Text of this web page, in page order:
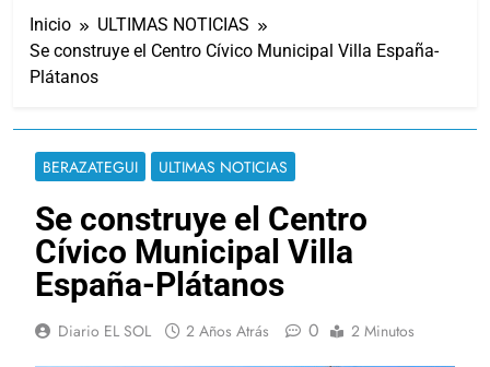
Inicio
ULTIMAS NOTICIAS
Se construye el Centro Cívico Municipal Villa España-
Plátanos
BERAZATEGUI ULTIMAS NOTICIAS
Se construye el Centro
Cívico Municipal Villa
España-Plátanos
Diario EL SOL 2 Años Atrás 0 2 Minutos